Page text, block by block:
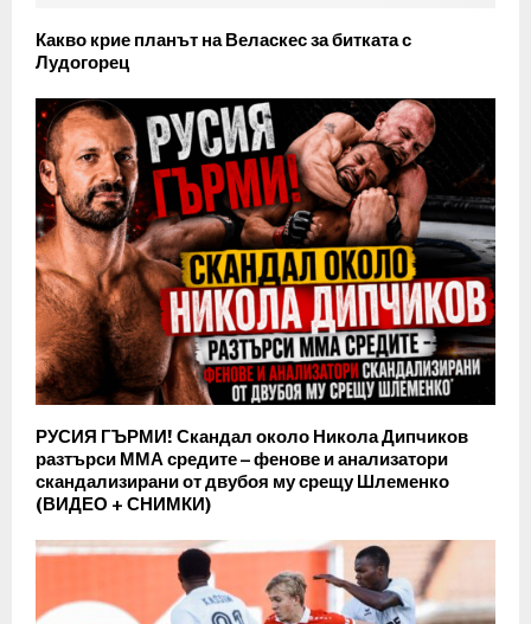
Какво крие планът на Веласкес за битката с
Лудогорец
РУСИЯ ГЪРМИ! Скандал около Никола Дипчиков
разтърси ММА средите – фенове и анализатори
скандализирани от двубоя му срещу Шлеменко
(ВИДЕО + СНИМКИ)